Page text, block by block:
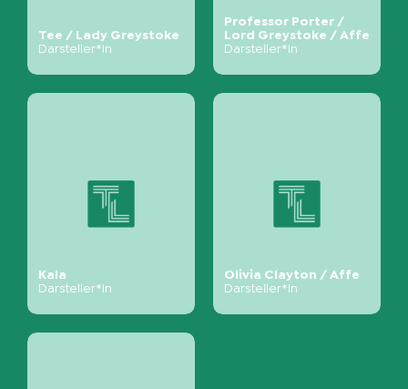
Tee / Lady Greystoke
Darsteller*in
Professor Porter /
Lord Greystoke / Affe
Darsteller*in
Kala
Darsteller*in
Olivia Clayton / Affe
Darsteller*in